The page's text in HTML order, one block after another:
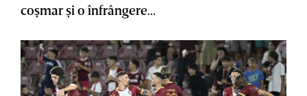
coşmar şi o înfrângere...